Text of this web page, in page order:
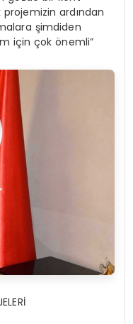
ardından
şimdiden
için çok önemli”